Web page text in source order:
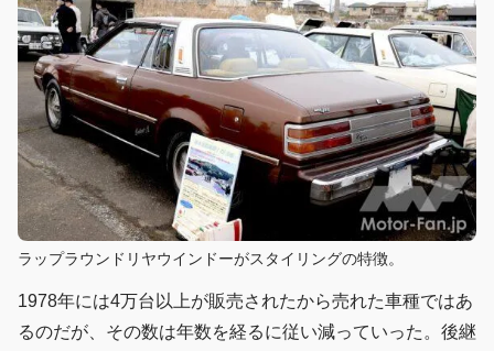
ラップラウンドリヤウインドーがスタイリングの特徴。
1978年には4万台以上が販売されたから売れた車種ではあ
るのだが、その数は年数を経るに従い減っていった。後継